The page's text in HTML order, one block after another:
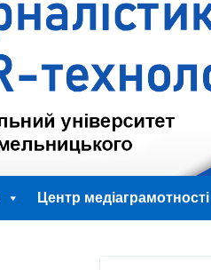
Центр медіаграмотності